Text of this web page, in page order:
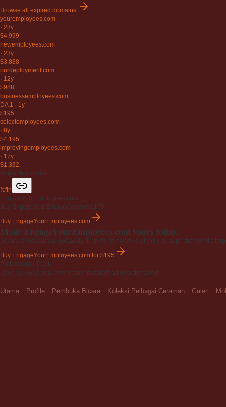
Browse all expired domains
youremployees.com
· 23y
$4,999
newemployees.com
· 23y
$3,888
ourdeployment.com
· 12y
$988
businessemployees.com
DA 1 · 1y
$195
selectemployees.com
· 8y
$4,195
improvingemployees.com
· 17y
$1,332
Share this domain
𝕏fin
EngageYourEmployees.com
Buy EngageYourEmployees.com$195
Buy EngageYourEmployees.com
Make EngageYourEmployees.com yours today.
Secure checkout via GoDaddy. Transfer is handled directly through the world's
Buy EngageYourEmployees.com for $195
Professional Trust
Used by SEOs, marketers, and investors all over the world.
Utama Profile Pembuka Bicara Koleksi Pelbagai Ceramah Galeri